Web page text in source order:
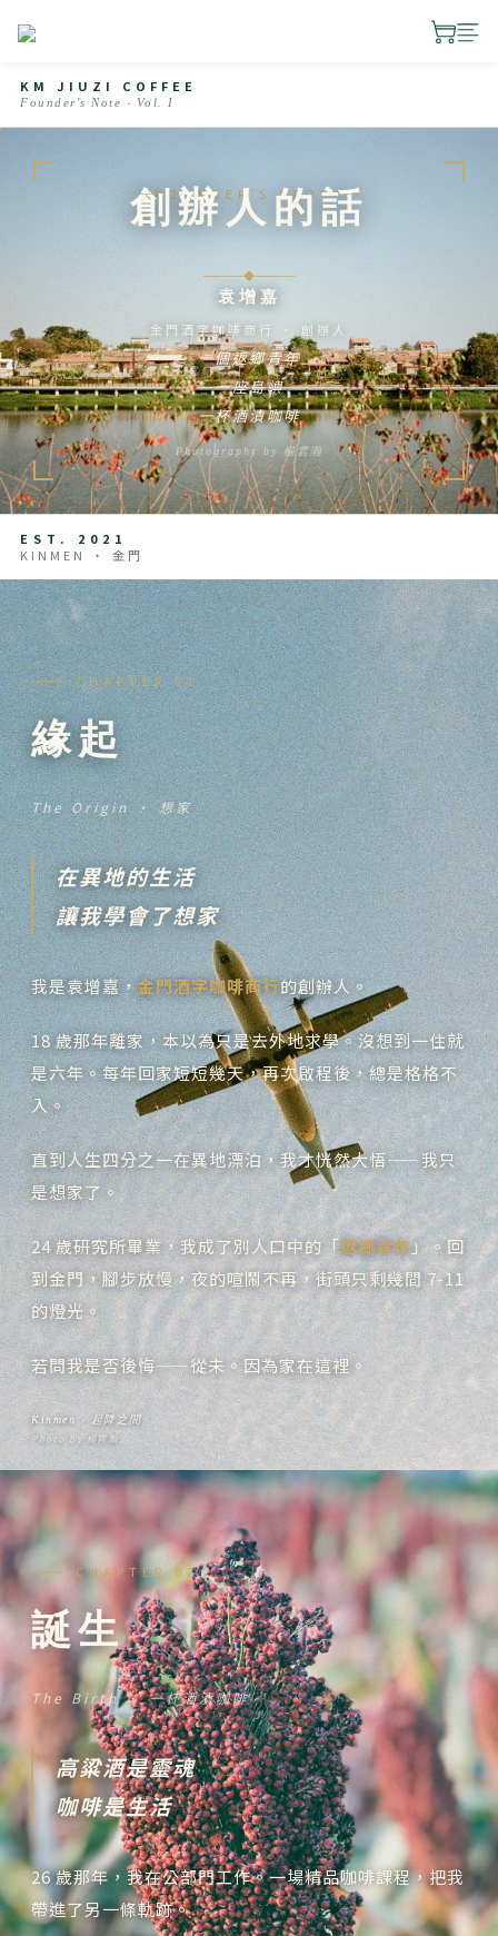
KM JIUZI COFFEE
Founder's Note ‧ Vol. I
FOUNDER'S STORY
創辦人的話
◆
袁增嘉
金門酒字咖啡商行 ‧ 創辦人
一個返鄉青年
一座島嶼
一杯酒漬咖啡
Photography by 楊雲瀚
EST. 2021
KINMEN ‧ 金門
Kinmen ‧ 起降之間
Photo by 楊雲瀚
CHAPTER 01
緣起
The Origin ‧ 想家
在異地的生活
讓我學會了想家
我是袁增嘉，金門酒字咖啡商行的創辦人。
18 歲那年離家，本以為只是去外地求學。沒想到一住就
是六年。每年回家短短幾天，再次啟程後，總是格格不
入。
直到人生四分之一在異地漂泊，我才恍然大悟——我只
是想家了。
24 歲研究所畢業，我成了別人口中的「返鄉青年」。回
到金門，腳步放慢，夜的喧鬧不再，街頭只剩幾間 7-11
的燈光。
若問我是否後悔——從未。因為家在這裡。
CHAPTER 02
誕生
The Birth ‧ 一杯酒漬咖啡
高粱酒是靈魂
咖啡是生活
26 歲那年，我在公部門工作。一場精品咖啡課程，把我
帶進了另一條軌跡。